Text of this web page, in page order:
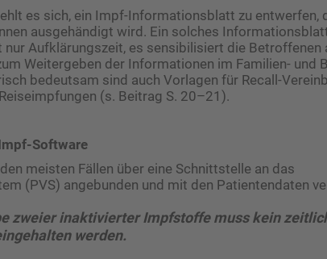
es sich, ein Impf-Informationsblatt zu entwerfen,
ausgehändigt wird. Ein solches
Aufklärungszeit, es sensibilisiert die Betroffenen
Weitergeben der Informationen im Familien- und
bedeutsam sind auch Vorlagen für Recall-
(s. Beitrag S. 20–21).
Software
meisten Fällen über eine Schnittstelle an das
(PVS) angebunden und mit den Patientendaten
zweier inaktivierter Impfstoffe muss kein
werden.